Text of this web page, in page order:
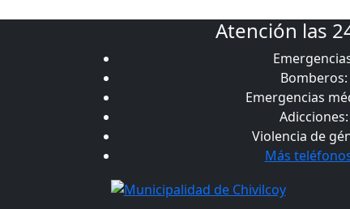
Atención las
Bomberos:
Emergencias
Adicciones:
Violencia de
Más